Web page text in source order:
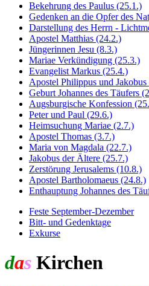
Bekehrung des Paulus (25.1.)
Gedenken an die Opfer des
Darstellung des Herrn -
Apostel Matthias (24.2.)
Jüngerinnen Jesu (8.3.)
Mariae Verkündigung (25.3.)
Evangelist Markus (25.4.)
Apostel Philippus und Jakobus
Geburt Johannes des Täufers
Augsburgische Konfession
Peter und Paul (29.6.)
Heimsuchung Mariae (2.7.)
Apostel Thomas (3.7.)
Maria von Magdala (22.7.)
Jakobus der Ältere (25.7.)
Zerstörung Jerusalems (10.8.)
Apostel Bartholomaeus (24.8.)
Enthauptung Johannes des
Feste September-Dezember
Bitt- und Gedenktage
Exkurse
das Kirchen